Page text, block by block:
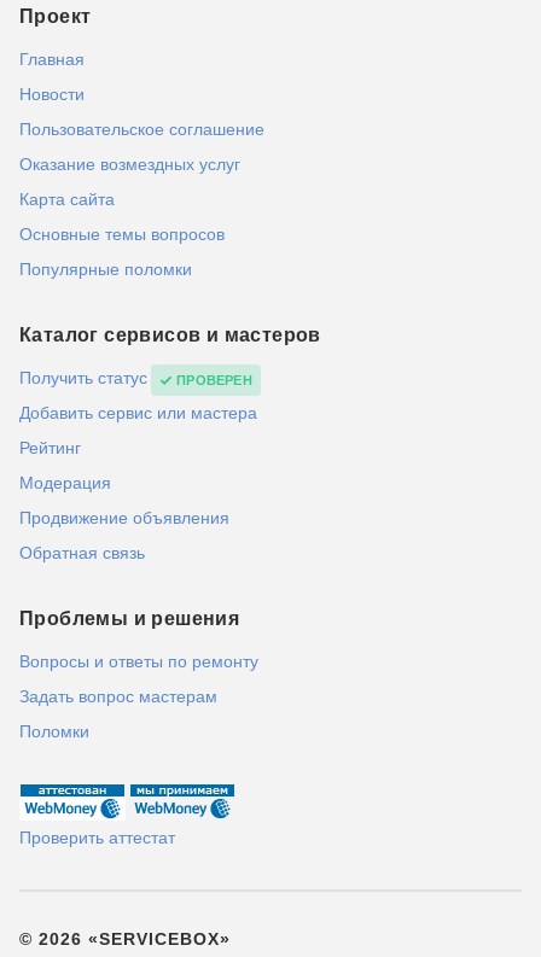
Проект
Главная
Новости
Пользовательское соглашение
Оказание возмездных услуг
Карта сайта
Основные темы вопросов
Популярные поломки
Каталог сервисов и мастеров
Получить статус ПРОВЕРЕН
Добавить сервис или мастера
Рейтинг
Модерация
Продвижение объявления
Обратная связь
Проблемы и решения
Вопросы и ответы по ремонту
Задать вопрос мастерам
Поломки
Проверить аттестат
© 2026 «SERVICEBOX»